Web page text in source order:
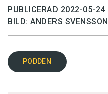
PUBLICERAD 2022-05-24
BILD: ANDERS SVENSSON
PODDEN